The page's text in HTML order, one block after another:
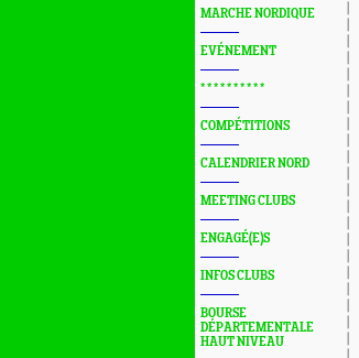
MARCHE NORDIQUE
EVÉNEMENT
* * * * * * * * * *
COMPÉTITIONS
CALENDRIER NORD
MEETING CLUBS
ENGAGÉ(E)S
INFOS CLUBS
BOURSE
DÉPARTEMENTALE
HAUT NIVEAU